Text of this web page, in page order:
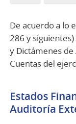
De acuerdo a lo
286 y
y Dictámenes
Cuentas del
Estados
Auditoría